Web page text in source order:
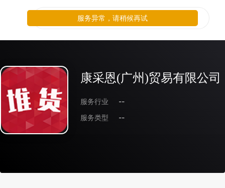
康采恩(广州)贸易有限公司
服务行业
--
服务类型
--
服务异常，请稍候再试